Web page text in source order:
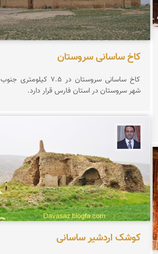
کاخ ساسانی سروستان
کاخ ساسانی سروستان در ۷.۵ کیلومتری جنوب
شهر سروستان در استان فارس قرار دارد.
کوشک اردشیر ساسانی